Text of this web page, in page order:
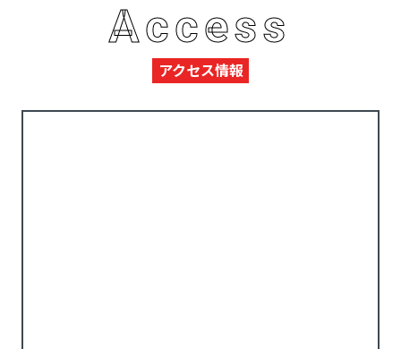
Access
アクセス情報